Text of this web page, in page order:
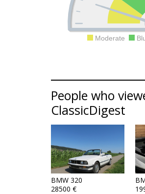
Moderate
People who
ClassicDigest
BMW 320
28500 €